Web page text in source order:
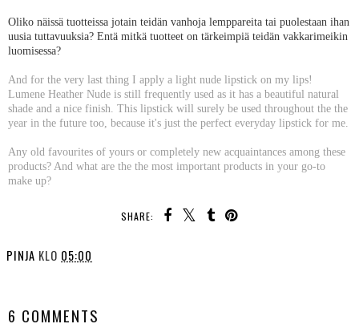
Oliko näissä tuotteissa jotain teidän vanhoja lemppareita tai puolestaan ihan
uusia tuttavuuksia? Entä mitkä tuotteet on tärkeimpiä teidän vakkarimeikin
luomisessa?
And for the very last thing I apply a light nude lipstick on my lips!
Lumene Heather Nude is still frequently used as it has a beautiful natural
shade and a nice finish. This lipstick will surely be used throughout the the
year in the future too, because it's just the perfect everyday lipstick for me.
Any old favourites of yours or completely new acquaintances among these
products? And what are the the most important products in your go-to
make up?
SHARE:
PINJA KLO 05:00
6 COMMENTS